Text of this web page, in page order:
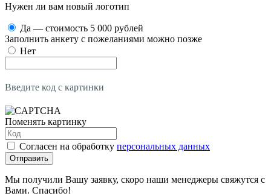
Нужен ли вам новый логотип
Да — стоимость 5 000 рублей
Заполнить анкету с пожеланиями можно позже
Нет
Введите код с картинки
Поменять картинку
Согласен на обработку персональных данных
Отправить
Мы получили Вашу заявку, скоро наши менеджеры свяжутся с
Вами. Спасибо!